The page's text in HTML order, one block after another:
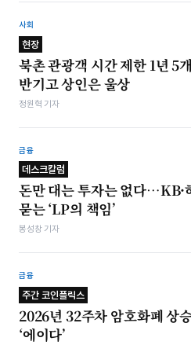
사회
현장
북촌 관광객 시간 제한 1년 5
반기고 상인은 울상
정원혁 기자
금융
데스크칼럼
돈만 대는 투자는 없다…KB·
묻는 ‘LP의 책임’
봉성창 기자
금융
주간 코인플릭스
2026년 32주차 암호화폐 상
‘에이다’